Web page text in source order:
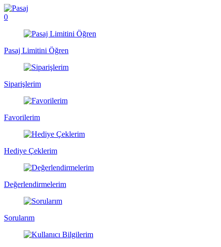
0
Pasaj Limitini Öğren
Siparişlerim
Favorilerim
Hediye Çeklerim
Değerlendirmelerim
Sorularım